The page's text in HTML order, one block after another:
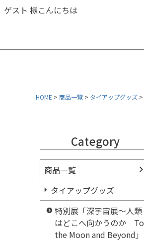
ゲスト 様こんにちは
HOME 商品一覧 タイアップグッズ
Category
商品一覧
タイアップグッズ
特別展「深宇宙展～人類
はどこへ向かうのか To
the Moon and Beyond」